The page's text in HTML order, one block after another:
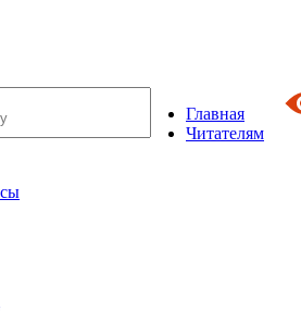
Главная
Читателям